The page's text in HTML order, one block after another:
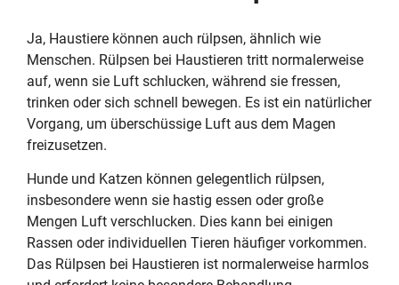
Ja, Haustiere können auch rülpsen, ähnlich wie
Menschen. Rülpsen bei Haustieren tritt normalerweise
auf, wenn sie Luft schlucken, während sie fressen,
trinken oder sich schnell bewegen. Es ist ein natürlicher
Vorgang, um überschüssige Luft aus dem Magen
freizusetzen.
Hunde und Katzen können gelegentlich rülpsen,
insbesondere wenn sie hastig essen oder große
Mengen Luft verschlucken. Dies kann bei einigen
Rassen oder individuellen Tieren häufiger vorkommen.
Das Rülpsen bei Haustieren ist normalerweise harmlos